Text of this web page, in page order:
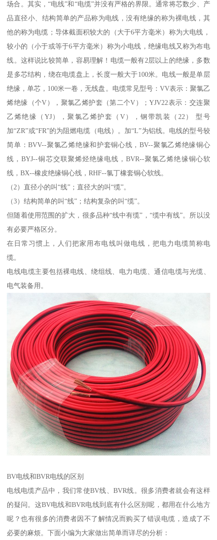
场合。其实，“电线”和“电缆”并没有严格的界限。通常将芯数少、产
品直径小、结构简单的产品称为电线，没有绝缘的称为裸电线，其
他的称为电缆；导体截面积较大的（大于6平方毫米）称为大电线，
较小的（小于或等于6平方毫米）称为小电线，绝缘电线又称为布电
线。这样说比较简单，容易理解！电缆一般有2层以上的绝缘，多数
是多芯结构，绕在电缆盘上，长度一般大于100米。电线一般是单层
绝缘，单芯，100米一卷，无线盘。电缆常见型号：VV表示：聚氯乙
烯绝缘（个V），聚氯乙烯护套（第二个V）；YJV22表示：交连聚
乙烯绝缘（YJ），聚氯乙烯护套（V），钢带凯装（22） 型号
加“ZR”或“FR”的为阻燃电缆（电线）。加“L”为铝线。电线的型号较
简单：BVV--聚氯乙烯绝缘和护套铜心线，BV--聚氯乙烯绝缘铜心
线，BYJ--铜芯交联聚烯烃绝缘电线，BVR--聚氯乙烯绝缘铜心软
线，BX--橡皮绝缘铜心线，RHF--氯丁橡套铜心软线。
（2）直径小的叫“线”；直径大的叫“缆”。
（3）结构简单的叫“线”；结构复杂的叫“缆”。
但随着使用范围的扩大，很多品种“线中有缆”，“缆中有线”。所以没
有必要严格区分。
在日常习惯上，人们把家用布电线叫做电线，把电力电缆简称电
缆。
电线电缆主要包括裸电线、绕组线、电力电缆、通信电缆与光缆、
电气装备用。
BV电线和BVR电线的区别
电线电缆产品中，我们常使BV线、BVR线。很多消费者就会有这样
的疑问。这BV电线和BVR电线到底有什么区别呢，都用在什么地方
呢？也有很多的消费者因不了解情况而购买了错误电缆，造成了不
必要的麻烦。下面小编为大家做出简单而详尽的分析：